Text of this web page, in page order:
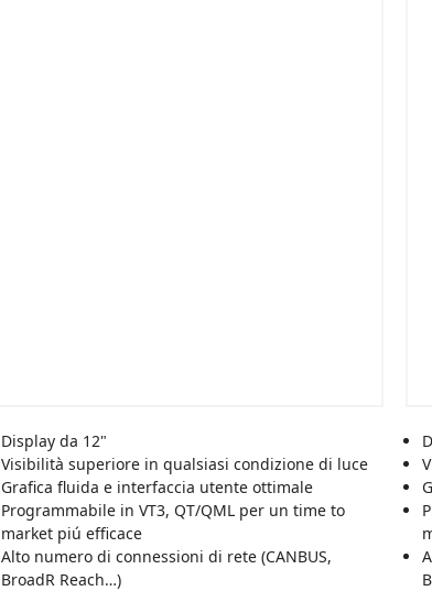
Display da 12"
Visibilità superiore in qualsiasi condizione di luce
Grafica fluida e interfaccia utente ottimale
Programmabile in VT3, QT/QML per un time to
market piú efficace
Alto numero di connessioni di rete (CANBUS,
BroadR Reach…)